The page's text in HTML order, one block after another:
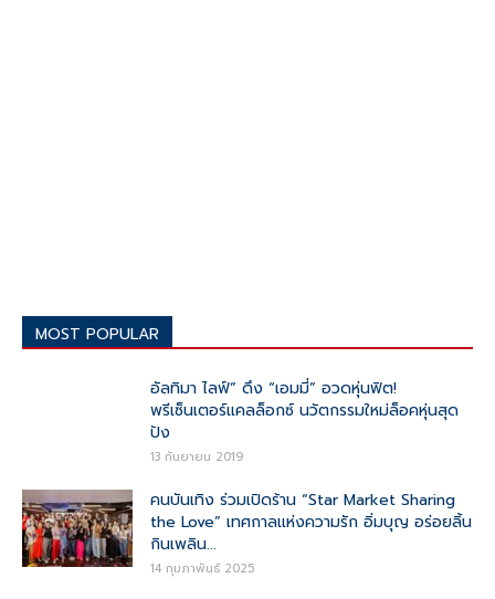
MOST POPULAR
อัลทิมา ไลฟ์” ดึง “เอมมี่” อวดหุ่นฟิต!
พรีเซ็นเตอร์แคลล็อกซ์ นวัตกรรมใหม่ล็อคหุ่นสุด
ปัง
13 กันยายน 2019
คนบันเทิง ร่วมเปิดร้าน “Star Market Sharing
the Love” เทศกาลแห่งความรัก อิ่มบุญ อร่อยลิ้น
กินเพลิน...
14 กุมภาพันธ์ 2025